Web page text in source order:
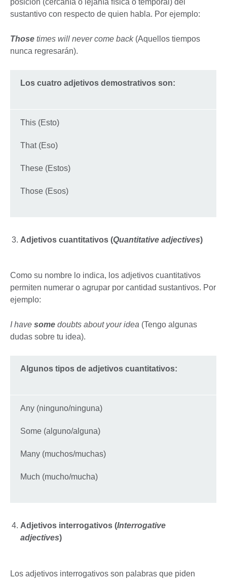
posición (cercanía o lejanía física o temporal) del
sustantivo con respecto de quien habla. Por ejemplo:
Those times will never come back (Aquellos tiempos
nunca regresarán).
Los cuatro adjetivos demostrativos son:
This (Esto)
That (Eso)
These (Estos)
Those (Esos)
Adjetivos cuantitativos (Quantitative adjectives)
Como su nombre lo indica, los adjetivos cuantitativos
permiten numerar o agrupar por cantidad sustantivos. Por
ejemplo:
I have some doubts about your idea (Tengo algunas
dudas sobre tu idea).
Algunos tipos de adjetivos cuantitativos:
Any (ninguno/ninguna)
Some (alguno/alguna)
Many (muchos/muchas)
Much (mucho/mucha)
Adjetivos interrogativos (Interrogative
adjectives)
Los adjetivos interrogativos son palabras que piden